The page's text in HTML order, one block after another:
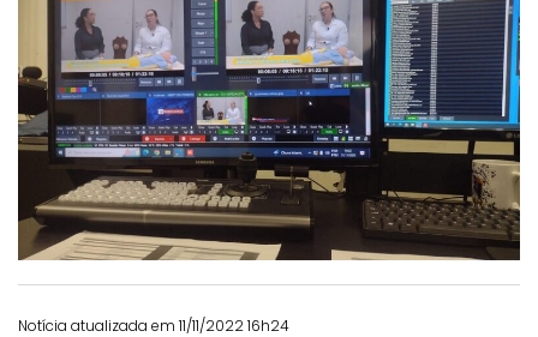
Notícia atualizada em 11/11/2022 16h24